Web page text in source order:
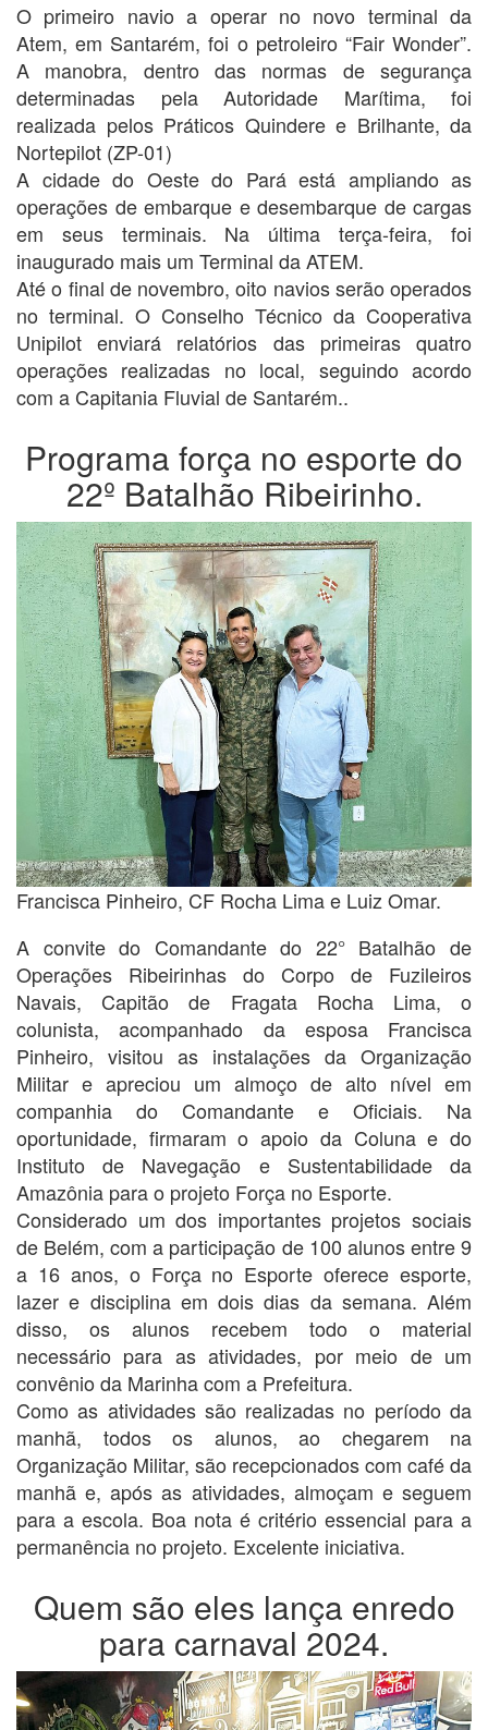
O primeiro navio a operar no novo terminal da
Atem, em Santarém, foi o petroleiro “Fair Wonder”.
A manobra, dentro das normas de segurança
determinadas pela Autoridade Marítima, foi
realizada pelos Práticos Quindere e Brilhante, da
Nortepilot (ZP-01)
A cidade do Oeste do Pará está ampliando as
operações de embarque e desembarque de cargas
em seus terminais. Na última terça-feira, foi
inaugurado mais um Terminal da ATEM.
Até o final de novembro, oito navios serão operados
no terminal. O Conselho Técnico da Cooperativa
Unipilot enviará relatórios das primeiras quatro
operações realizadas no local, seguindo acordo
com a Capitania Fluvial de Santarém..
Programa força no esporte do
22º Batalhão Ribeirinho.
Francisca Pinheiro, CF Rocha Lima e Luiz Omar.
A convite do Comandante do 22° Batalhão de
Operações Ribeirinhas do Corpo de Fuzileiros
Navais, Capitão de Fragata Rocha Lima, o
colunista, acompanhado da esposa Francisca
Pinheiro, visitou as instalações da Organização
Militar e apreciou um almoço de alto nível em
companhia do Comandante e Oficiais. Na
oportunidade, firmaram o apoio da Coluna e do
Instituto de Navegação e Sustentabilidade da
Amazônia para o projeto Força no Esporte.
Considerado um dos importantes projetos sociais
de Belém, com a participação de 100 alunos entre 9
a 16 anos, o Força no Esporte oferece esporte,
lazer e disciplina em dois dias da semana. Além
disso, os alunos recebem todo o material
necessário para as atividades, por meio de um
convênio da Marinha com a Prefeitura.
Como as atividades são realizadas no período da
manhã, todos os alunos, ao chegarem na
Organização Militar, são recepcionados com café da
manhã e, após as atividades, almoçam e seguem
para a escola. Boa nota é critério essencial para a
permanência no projeto. Excelente iniciativa.
Quem são eles lança enredo
para carnaval 2024.